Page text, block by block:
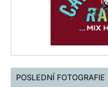
POSLEDNÍ FOTOGRAFIE